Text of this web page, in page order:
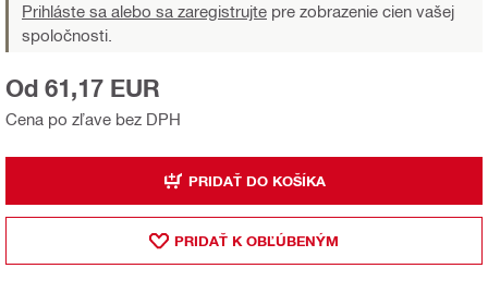
Prihláste sa alebo sa zaregistrujte pre zobrazenie cien vašej
spoločnosti.
Cena po zľave bez DPH
Od 61,17 EUR
PRIDAŤ DO KOŠÍKA
PRIDAŤ K OBĽÚBENÝM